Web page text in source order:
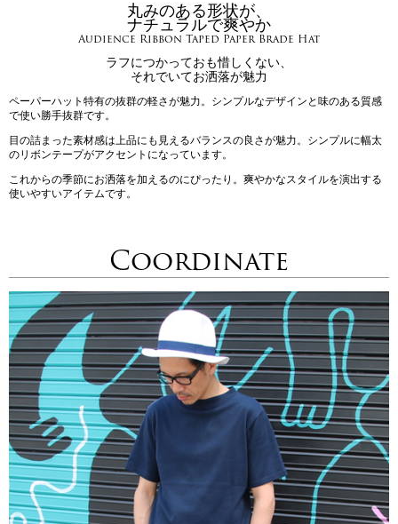
丸みのある形状が、
ナチュラルで爽やか
Audience Ribbon Taped Paper Brade Hat
ラフにつかっておも惜しくない、
それでいてお洒落が魅力
ペーパーハット特有の抜群の軽さが魅力。シンプルなデザインと味のある質感
で使い勝手抜群です。
目の詰まった素材感は上品にも見えるバランスの良さが魅力。シンプルに幅太
のリボンテープがアクセントになっています。
これからの季節にお洒落を加えるのにぴったり。爽やかなスタイルを演出する
使いやすいアイテムです。
Coordinate